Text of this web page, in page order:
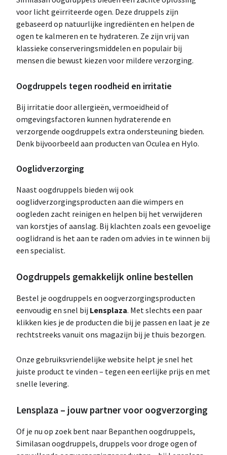
voor licht geïrriteerde ogen. Deze druppels zijn
gebaseerd op natuurlijke ingrediënten en helpen de
ogen te kalmeren en te hydrateren. Ze zijn vrij van
klassieke conserveringsmiddelen en populair bij
mensen die bewust kiezen voor mildere verzorging.
Oogdruppels tegen roodheid en irritatie
Bij irritatie door allergieën, vermoeidheid of
omgevingsfactoren kunnen hydraterende en
verzorgende oogdruppels extra ondersteuning bieden.
Denk bijvoorbeeld aan producten van Oculea en Hylo.
Ooglidverzorging
Naast oogdruppels bieden wij ook
ooglidverzorgingsproducten aan die wimpers en
oogleden zacht reinigen en helpen bij het verwijderen
van korstjes of aanslag. Bij klachten zoals een gevoelige
ooglidrand is het aan te raden om advies in te winnen bij
een specialist.
Oogdruppels gemakkelijk online bestellen
Bestel je oogdruppels en oogverzorgingsproducten
eenvoudig en snel bij Lensplaza. Met slechts een paar
klikken kies je de producten die bij je passen en laat je ze
rechtstreeks vanuit ons magazijn bij je thuis bezorgen.
Onze gebruiksvriendelijke website helpt je snel het
juiste product te vinden – tegen een eerlijke prijs en met
snelle levering.
Lensplaza – jouw partner voor oogverzorging
Of je nu op zoek bent naar Bepanthen oogdruppels,
Similasan oogdruppels, druppels voor droge ogen of